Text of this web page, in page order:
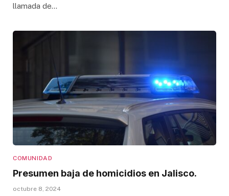
llamada de…
COMUNIDAD
Presumen baja de homicidios en Jalisco.
octubre 8, 2024